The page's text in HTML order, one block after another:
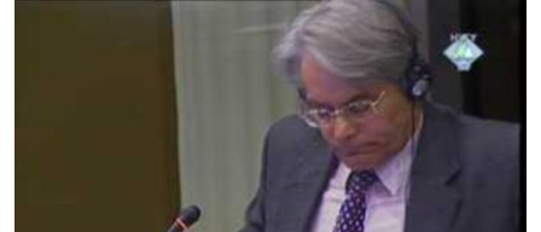
KINA NA BALKANU